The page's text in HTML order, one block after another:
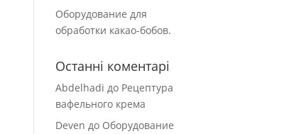
Оборудование для
обработки какао-бобов.
Останні коментарі
Abdelhadi до Рецептура
вафельного крема
Deven до Оборудование